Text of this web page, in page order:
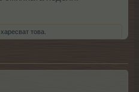
харесват това.